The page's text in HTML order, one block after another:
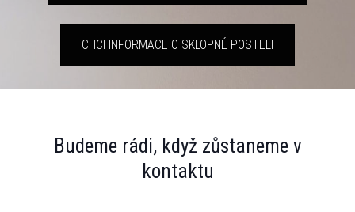
CHCI INFORMACE O SKLOPNÉ POSTELI
Budeme rádi, když zůstaneme v
kontaktu